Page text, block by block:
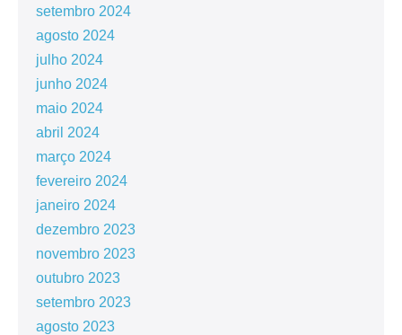
setembro 2024
agosto 2024
julho 2024
junho 2024
maio 2024
abril 2024
março 2024
fevereiro 2024
janeiro 2024
dezembro 2023
novembro 2023
outubro 2023
setembro 2023
agosto 2023